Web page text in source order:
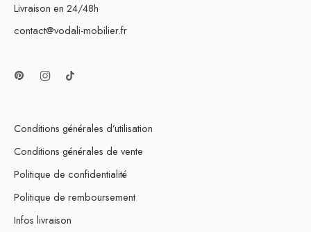
Livraison en 24/48h
contact@vodali-mobilier.fr
Conditions générales d’utilisation
Conditions générales de vente
Politique de confidentialité
Politique de remboursement
Infos livraison